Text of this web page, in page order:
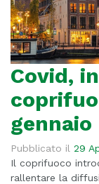
Covid,
gennaio
Pubblicato il 29
Il coprifuoco
rallentare la